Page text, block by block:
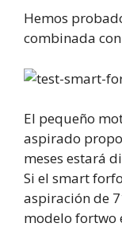
Hemos
combinada
El pequeño
aspirado
meses estará
Si el smart
aspiración de
modelo fortwo